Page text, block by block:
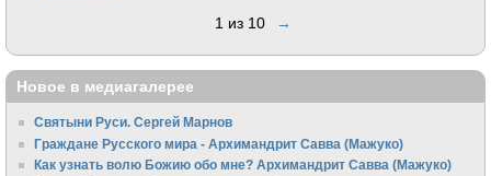
1 из 10 →
Новое в медиагалерее
Святыни Руси. Сергей Марнов
Граждане Русского мира - Архимандрит Савва (Мажуко)
Как узнать волю Божию обо мне? Архимандрит Савва (Мажуко)